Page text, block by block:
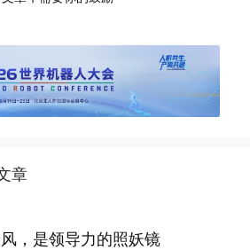
章
，是领导力的照妖镜